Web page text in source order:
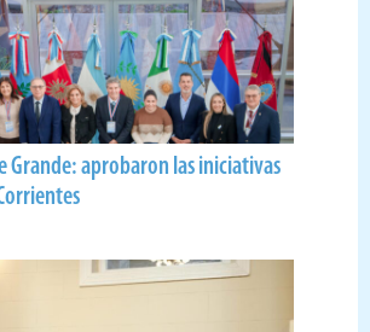
Grande: aprobaron las iniciativas